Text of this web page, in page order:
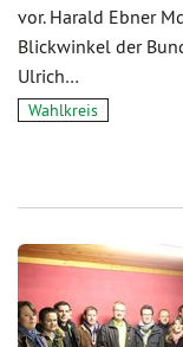
vor. Harald Ebner
Blickwinkel der
Ulrich…
Wahlkreis